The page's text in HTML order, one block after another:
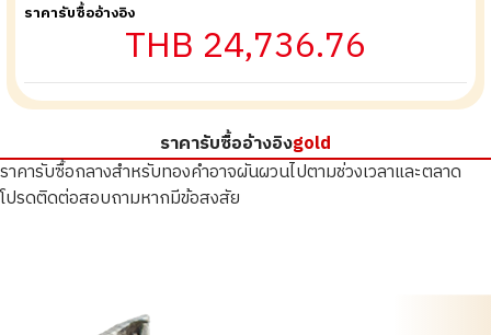
ราคารับซื้ออ้างอิง
THB 24,736.76
ราคารับซื้ออ้างอิงgold
ราคารับซื้อกลางสำหรับทองคำอาจผันผวนไปตามช่วงเวลาและตลาด
โปรดติดต่อสอบถามหากมีข้อสงสัย